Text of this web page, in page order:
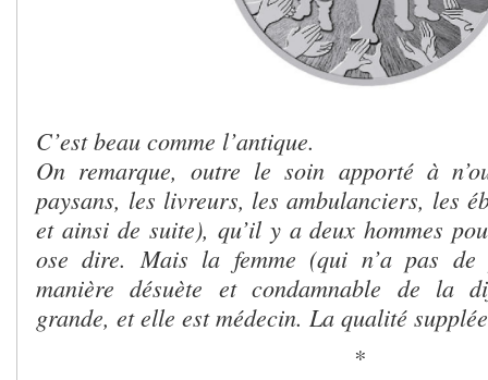
C’est beau comme l’antique.
On remarque, outre le soin apporté à
paysans, les livreurs, les ambulanciers, les
et ainsi de suite), qu’il y a deux hommes
ose dire. Mais la femme (qui n’a pas de
manière désuète et condamnable de la
grande, et elle est médecin. La qualité
*